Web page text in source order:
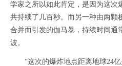
学家之所以如此肯定，是因为这次
共持续了几百秒。而另一种由两颗
合并而引发的伽马暴，持续时间通
波。
“这次的爆炸地点距离地球24亿